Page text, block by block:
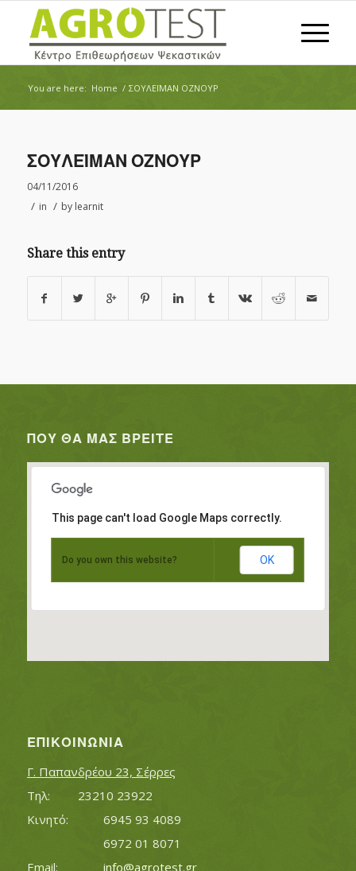
You are here: Home / ΣΟΥΛΕΪΜΑΝ ΟΖΝΟΥΡ
ΣΟΥΛΕΪΜΑΝ ΟΖΝΟΥΡ
04/11/2016
/ in / by learnit
Share this entry
ΠΟΥ ΘΑ ΜΑΣ ΒΡΕΊΤΕ
This page can't load Google Maps correctly.
Do you own this website? OK
ΕΠΙΚΟΙΝΩΝΊΑ
Γ. Παπανδρέου 23, Σέρρες
Τηλ:		23210 23922
Κινητό:		6945 93 4089
			6972 01 8071
info@agrotest.gr